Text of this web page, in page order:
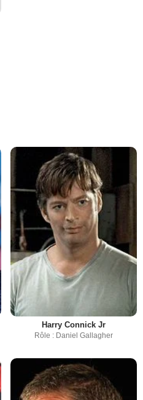
Harry Connick Jr
Rôle : Daniel Gallagher